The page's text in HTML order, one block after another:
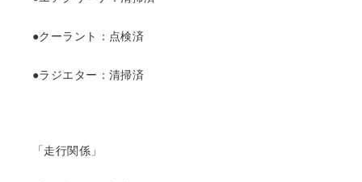
●クーラント：点検済
●ラジエター：清掃済
「走行関係」